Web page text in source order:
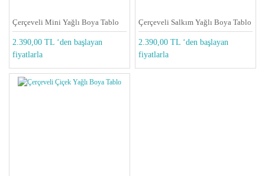
Çerçeveli Mini Yağlı Boya Tablo
2.390,00 TL ‘den başlayan
fiyatlarla
Çerçeveli Salkım Yağlı Boya Tablo
2.390,00 TL ‘den başlayan
fiyatlarla